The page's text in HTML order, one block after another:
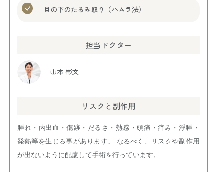
目の下のたるみ取り（ハムラ法）
担当ドクター
山本 彬文
リスクと副作用
腫れ・内出血・傷跡・だるさ・熱感・頭痛・痒み・浮腫・
発熱等を生じる事があります。 なるべく、リスクや副作用
が出ないように配慮して手術を行っています。